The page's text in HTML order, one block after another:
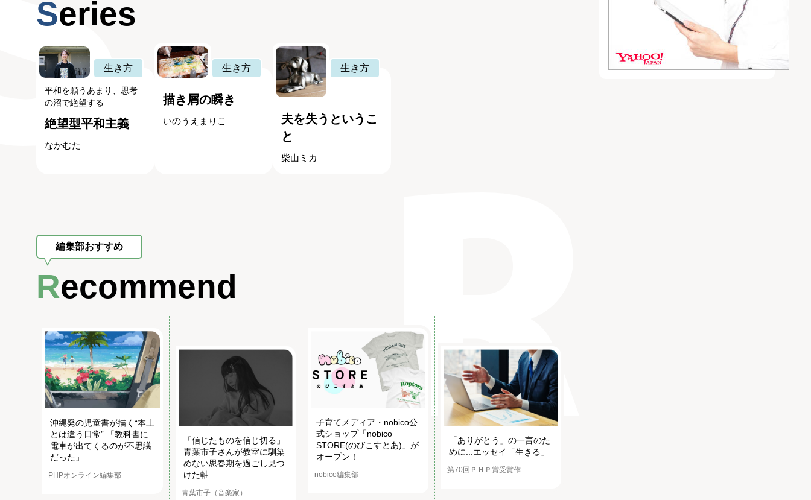
Series
生き方
平和を願うあまり、思考
の沼で絶望する
絶望型平和主義
なかむた
生き方
描き屑の瞬き
いのうえまりこ
生き方
夫を失うというこ
と
柴山ミカ
編集部おすすめ
Recommend
沖縄発の児童書が描く“本土
とは違う日常” 「教科書に
電車が出てくるのが不思議
だった」
PHPオンライン編集部
「信じたものを信じ切る」
青葉市子さんが教室に馴染
めない思春期を過ごし見つ
けた軸
青葉市子（音楽家）
子育てメディア・nobico公
式ショップ「nobico
STORE(のびこすとあ)」が
オープン！
nobico編集部
「ありがとう」の一言のた
めに...エッセイ「生きる」
第70回ＰＨＰ賞受賞作